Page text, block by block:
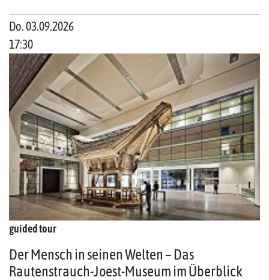
Do. 03.09.2026
17:30
guided tour
Der Mensch in seinen Welten – Das
Rautenstrauch-Joest-Museum im Überblick